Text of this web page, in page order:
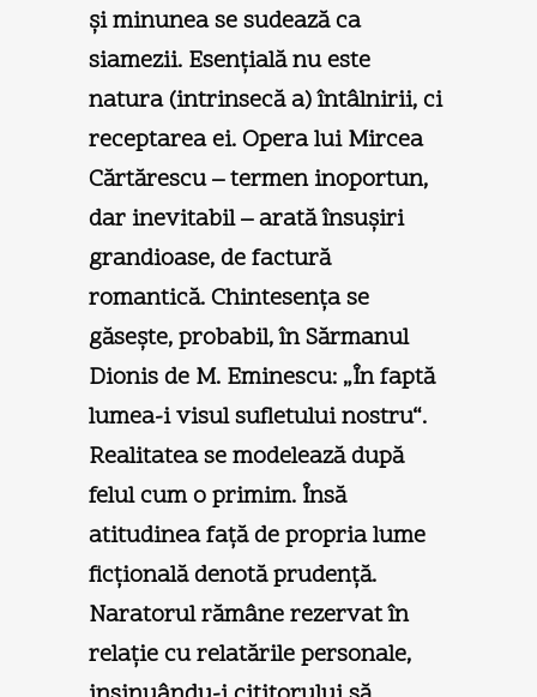
şi minunea se sudează ca
siamezii. Esenţială nu este
natura (intrinsecă a) întâlnirii, ci
receptarea ei. Opera lui Mircea
Cărtărescu – termen inoportun,
dar inevitabil – arată însuşiri
grandioase, de factură
romantică. Chintesenţa se
găseşte, probabil, în Sărmanul
Dionis de M. Eminescu: „În faptă
lumea-i visul sufletului nostru“.
Realitatea se modelează după
felul cum o primim. Însă
atitudinea faţă de propria lume
ficţională denotă prudenţă.
Naratorul rămâne rezervat în
relaţie cu relatările personale,